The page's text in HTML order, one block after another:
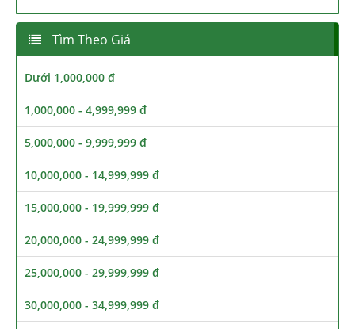
Tìm Theo Giá
Dưới 1,000,000 đ
1,000,000 - 4,999,999 đ
5,000,000 - 9,999,999 đ
10,000,000 - 14,999,999 đ
15,000,000 - 19,999,999 đ
20,000,000 - 24,999,999 đ
25,000,000 - 29,999,999 đ
30,000,000 - 34,999,999 đ